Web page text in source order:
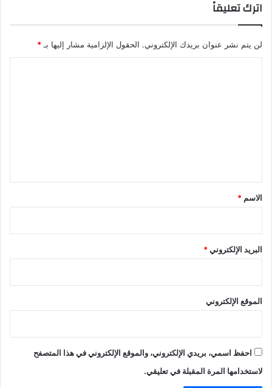
اترك تعليقاً
لن يتم نشر عنوان بريدك الإلكتروني. الحقول الإلزامية مشار إليها بـ*
*
الاسم *
البريد الإلكتروني*
الموقع الإلكتروني
احفظ اسمي، بريدي الإلكتروني، والموقع الإلكتروني في هذا المتصفح
لاستخدامها المرة المقبلة في تعليقي.